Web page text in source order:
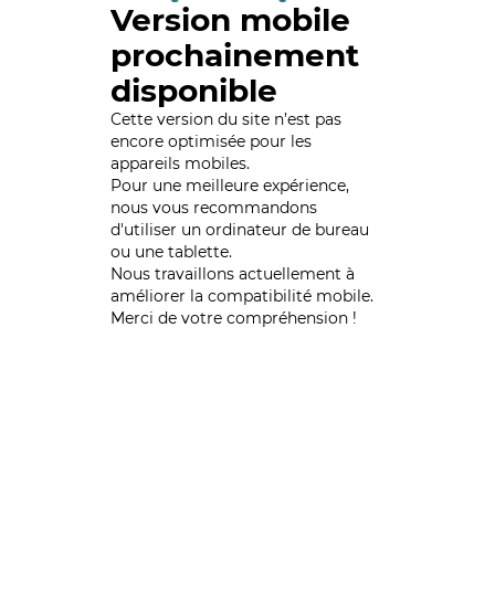
Version mobile
prochainement
disponible
Cette version du site n’est pas
encore optimisée pour les
appareils mobiles.
Pour une meilleure expérience,
nous vous recommandons
d'utiliser un ordinateur de bureau
ou une tablette.
Nous travaillons actuellement à
améliorer la compatibilité mobile.
Merci de votre compréhension !